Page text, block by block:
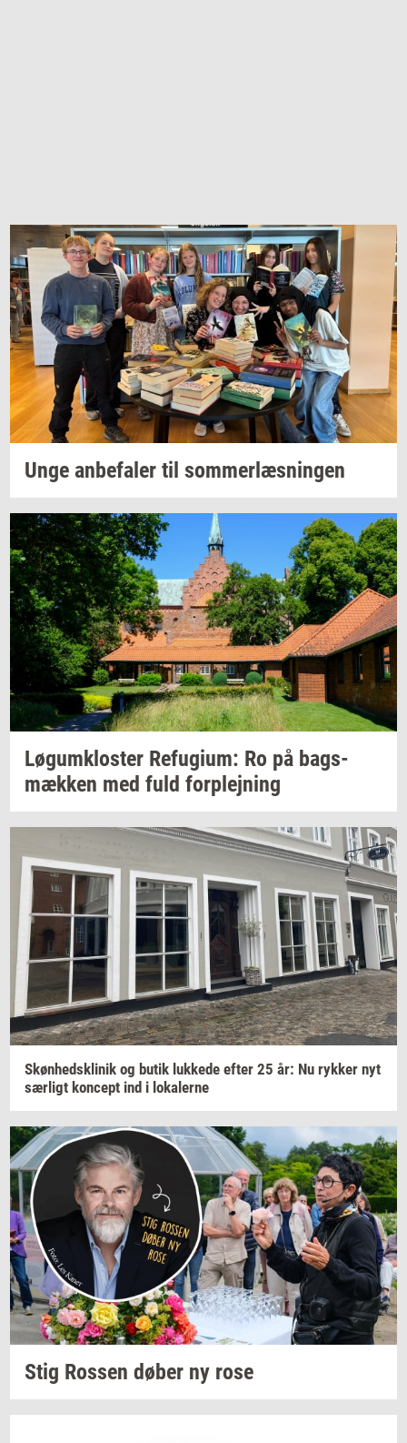
Unge an­be­fa­ler til som­mer­læs­nin­gen
Løgum­klo­ster Re­fu­gi­um: Ro på bags­
mæk­ken med fuld for­plej­ning
Skøn­heds­kli­nik og butik luk­ke­de efter 25 år: Nu ryk­ker nyt
sær­ligt kon­cept ind i lo­ka­ler­ne
Stig Ros­sen døber ny rose